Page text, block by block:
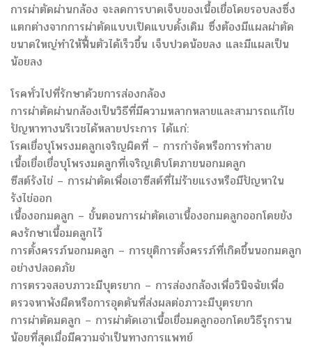
การผ่าตัดผ่านกล้อง จะลดการบาดเจ็บของเนื้อเยื่อโดยรอบลงซึ่ง
แตกต่างจากการผ่าตัดแบบเปิดแบบดั้งเดิม ซึ่งต้องมีแผลผ่าตัด
ขนาดใหญ่ทำให้ฟื้นตัวได้เร็วขึ้น เจ็บปวดน้อยลง และมีแผลเป็น
น้อยลง
โรคทั่วไปที่รักษาด้วยการส่องกล้อง
การผ่าตัดผ่านกล้องเป็นวิธีที่มีความหลากหลายและสามารถแก้ไข
ปัญหาทางนรีเวชได้หลายประการ ได้แก่:
โรคเยื่อบุโพรงมดลูกเจริญผิดที่ – การกำจัดหรือการทำลาย
เนื้อเยื่อเยื่อบุโพรงมดลูกที่เจริญเติบโตภายนอกมดลูก
ซีสต์รังไข่ – การผ่าตัดเพื่อเอาซีสต์ที่ไม่ร้ายแรงหรือมีปัญหาใน
รังไข่ออก
เนื้องอกมดลูก – ขั้นตอนการผ่าตัดเอาเนื้องอกมดลูกออกโดยยัง
คงรักษาเนื้อมดลูกไว้
การตั้งครรภ์นอกมดลูก – การยุติการตั้งครรภ์ที่เกิดขึ้นนอกมดลูก
อย่างปลอดภัย
การตรวจสอบภาวะมีบุตรยาก – การส่องกล้องเพื่อวินิจฉัยเพื่อ
ตรวจหาพังผืดหรือการอุดตันที่ส่งผลต่อภาวะมีบุตรยาก
การผ่าตัดมดลูก – การผ่าตัดเอาเนื้อเยื่อมดลูกออกโดยวิธีรุกราน
น้อยที่สุดเมื่อมีความจำเป็นทางการแพทย์